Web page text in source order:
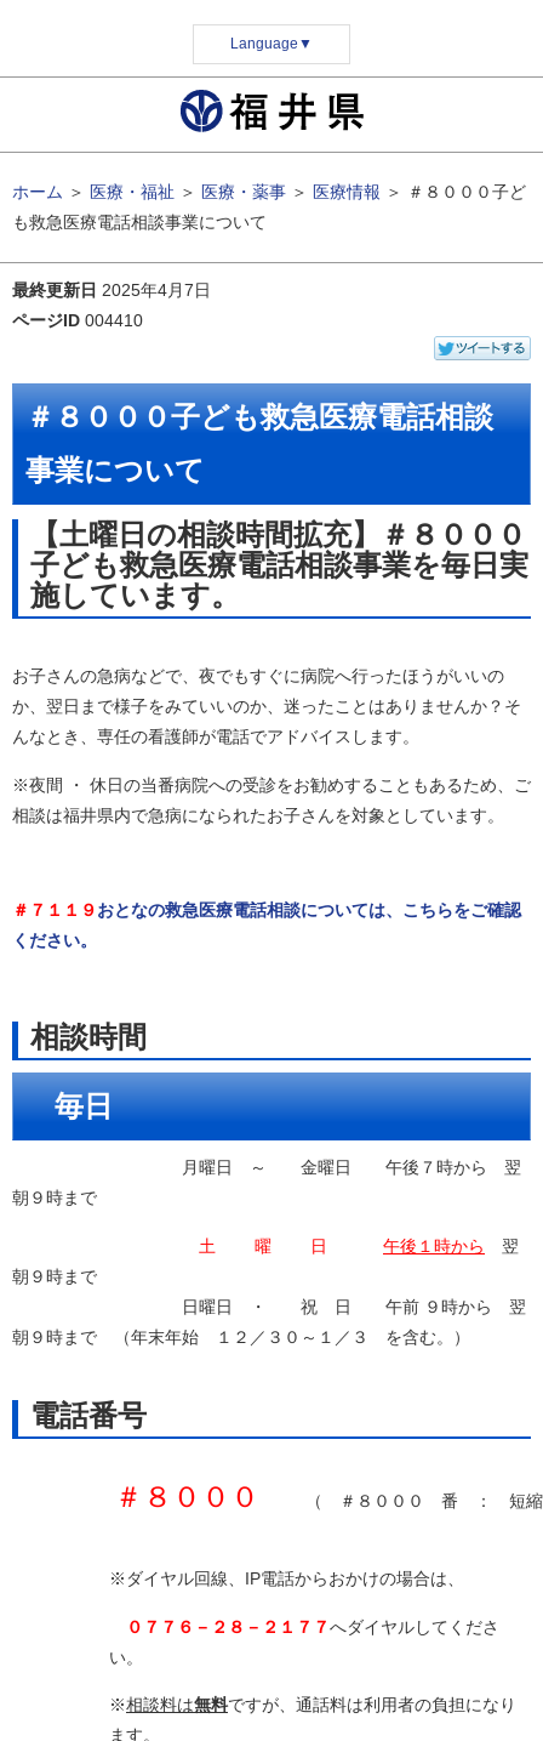
Language ▼
ホーム ＞ 医療・福祉 ＞ 医療・薬事 ＞ 医療情報 ＞
＃８０００子ど
も救急医療電話相談事業について
最終更新日 2025年4月7日
ページID 004410
＃８０００子ども救急医療電話相談
事業について
【土曜日の相談時間拡充】＃８０００
子ども救急医療電話相談事業を毎日実
施しています。
お子さんの急病などで、夜でもすぐに病院へ行ったほうがいいの
か、翌日まで様子をみていいのか、迷ったことはありませんか？そ
んなとき、専任の看護師が電話でアドバイスします。
※夜間 ・ 休日の当番病院への受診をお勧めすることもあるため、ご
相談は福井県内で急病になられたお子さんを対象としています。
＃７１１９おとなの救急医療電話相談については、こちらをご確認
ください。
相談時間
毎日
月曜日 ～ 金曜日 午後７時から 翌
朝９時まで
土 曜 日 午後１時から
翌
朝９時まで
日曜日 ・ 祝 日 午前 ９時から 翌
朝９時まで （年末年始 １２／３０～１／３ を含む。）
電話番号
＃８０００ （　＃８０００　番　：　短
※ダイヤル回線、IP電話からおかけの場合は、
０７７６－２８－２１７７へダイヤルしてくださ
い。
※相談料は無料ですが、通話料は利用者の負担になり
ます。